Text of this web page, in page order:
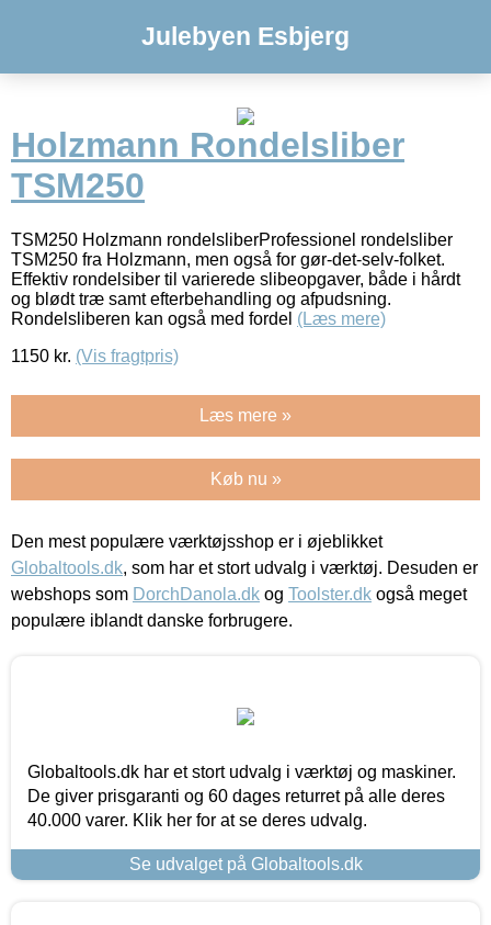
Julebyen Esbjerg
Holzmann Rondelsliber
TSM250
TSM250 Holzmann rondelsliberProfessionel rondelsliber
TSM250 fra Holzmann, men også for gør-det-selv-folket.
Effektiv rondelsiber til varierede slibeopgaver, både i hårdt
og blødt træ samt efterbehandling og afpudsning.
Rondelsliberen kan også med fordel (Læs mere)
1150 kr. (Vis fragtpris)
Læs mere »
Køb nu »
Den mest populære værktøjsshop er i øjeblikket
Globaltools.dk, som har et stort udvalg i værktøj. Desuden er
webshops som DorchDanola.dk og Toolster.dk også meget
populære iblandt danske forbrugere.
Globaltools.dk har et stort udvalg i værktøj og maskiner.
De giver prisgaranti og 60 dages returret på alle deres
40.000 varer. Klik her for at se deres udvalg.
Se udvalget på Globaltools.dk